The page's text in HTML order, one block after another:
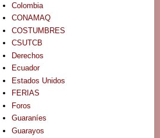
Colombia
CONAMAQ
COSTUMBRES
CSUTCB
Derechos
Ecuador
Estados Unidos
FERIAS
Foros
Guaraníes
Guarayos